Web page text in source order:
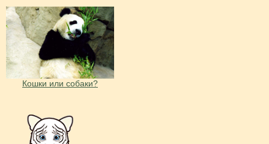
Кошки или собаки?